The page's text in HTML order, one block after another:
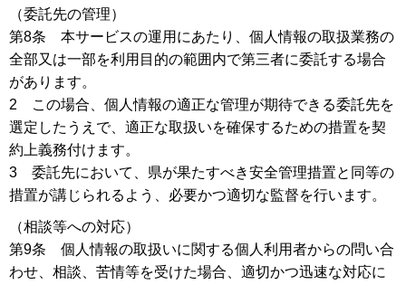
（委託先の管理）
第8条 本サービスの運用にあたり、個人情報の取扱業務の
全部又は一部を利用目的の範囲内で第三者に委託する場合
があります。
2 この場合、個人情報の適正な管理が期待できる委託先を
選定したうえで、適正な取扱いを確保するための措置を契
約上義務付けます。
3 委託先において、県が果たすべき安全管理措置と同等の
措置が講じられるよう、必要かつ適切な監督を行います。
（相談等への対応）
第9条 個人情報の取扱いに関する個人利用者からの問い合
わせ、相談、苦情等を受けた場合、適切かつ迅速な対応に